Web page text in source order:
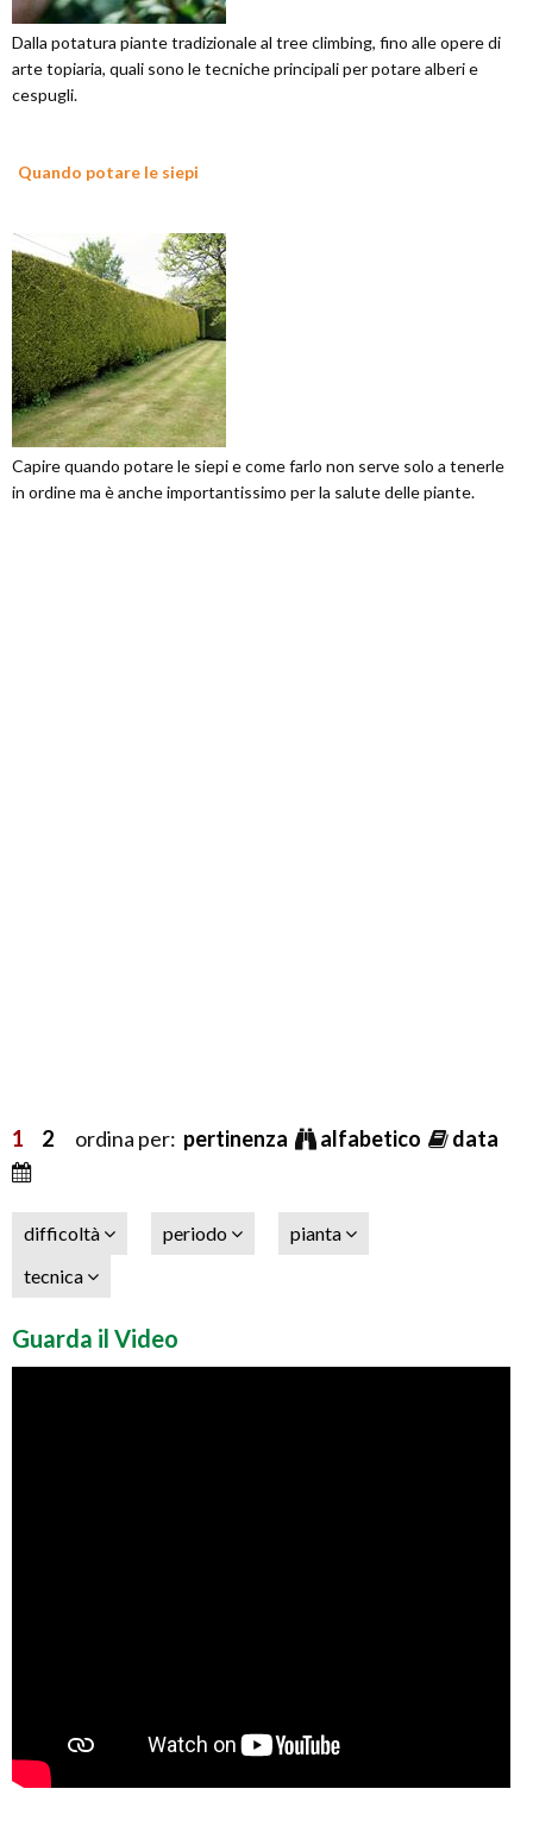
Dalla potatura piante tradizionale al tree climbing, fino alle opere di
arte topiaria, quali sono le tecniche principali per potare alberi e
cespugli.
Quando potare le siepi
Capire quando potare le siepi e come farlo non serve solo a tenerle
in ordine ma è anche importantissimo per la salute delle piante.
1 2 ordina per: pertinenza alfabetico data
difficoltà periodo
pianta
tecnica
Guarda il Video